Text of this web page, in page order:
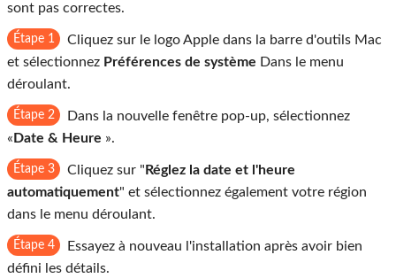
sont pas correctes.
Étape 1
Cliquez sur le logo Apple dans la barre d'outils Mac
et sélectionnez Préférences de système Dans le menu
déroulant.
Étape 2
Dans la nouvelle fenêtre pop-up, sélectionnez
« Date & Heure ».
Étape 3 Cliquez sur " Réglez la date et l'heure
automatiquement" et sélectionnez également votre région
dans le menu déroulant.
Étape 4
Essayez à nouveau l'installation après avoir bien
défini les détails.